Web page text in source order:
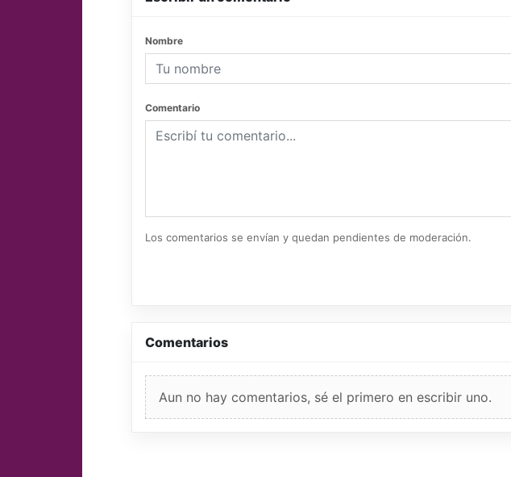
Nombre
Comentario
Los comentarios se envían y quedan pendientes de moderación.
Comentarios
Aun no hay comentarios, sé el primero en escribir uno.